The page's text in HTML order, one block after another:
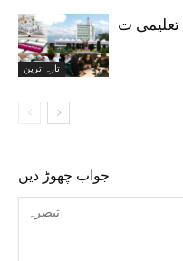
تازہ ترین
جواب چھوڑ دیں